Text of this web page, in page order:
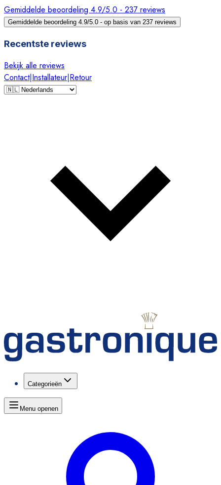
Gemiddelde beoordeling 4.9/5.0 - 237 reviews
Gemiddelde beoordeling 4.9/5.0 - op basis van 237 reviews
Recentste reviews
Bekijk alle reviews
Contact|Installateur|Retour
Categorieën
Menu openen